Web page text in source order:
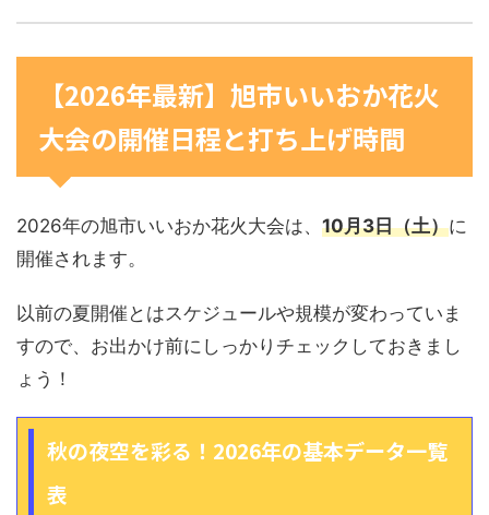
【2026年最新】旭市いいおか花火
大会の開催日程と打ち上げ時間
2026年の旭市いいおか花火大会は、 10月3日（土）に
開催されます。
以前の夏開催とはスケジュールや規模が変わっていま
すので、お出かけ前にしっかりチェックしておきまし
ょう！
秋の夜空を彩る！2026年の基本データ一覧
表